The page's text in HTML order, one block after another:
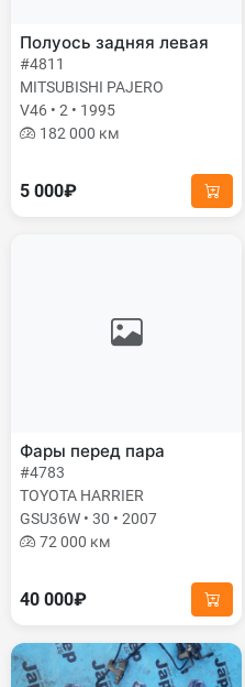
Полуось задняя левая
#4811
MITSUBISHI PAJERO
V46 • 2 • 1995
182 000 км
5 000₽
Фары перед пара
#4783
TOYOTA HARRIER
GSU36W • 30 • 2007
72 000 км
40 000₽